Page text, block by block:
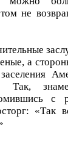
не
а
Так,
с
«Так